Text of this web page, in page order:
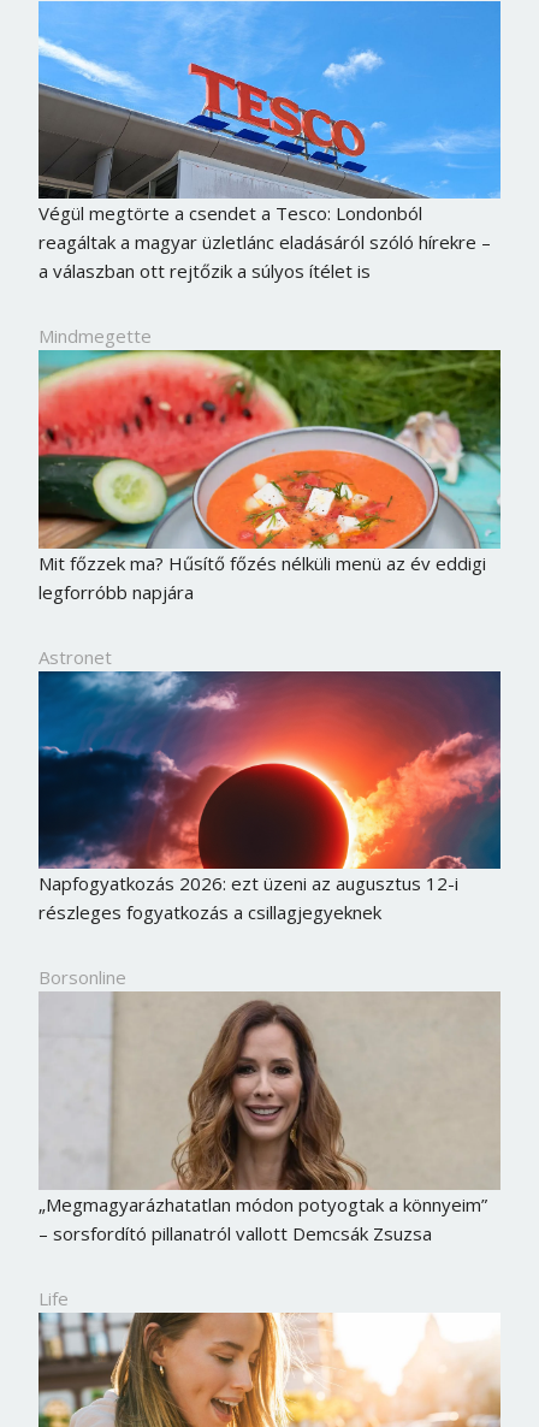
Végül megtörte a csendet a Tesco: Londonból
reagáltak a magyar üzletlánc eladásáról szóló hírekre –
a válaszban ott rejtőzik a súlyos ítélet is
Mindmegette
Mit főzzek ma? Hűsítő főzés nélküli menü az év eddigi
legforróbb napjára
Astronet
Napfogyatkozás 2026: ezt üzeni az augusztus 12-i
részleges fogyatkozás a csillagjegyeknek
Borsonline
„Megmagyarázhatatlan módon potyogtak a könnyeim”
– sorsfordító pillanatról vallott Demcsák Zsuzsa
Life